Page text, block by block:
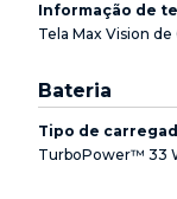
Informação de
Tela Max Vision de
Bateria
Tipo de
TurboPower™ 33